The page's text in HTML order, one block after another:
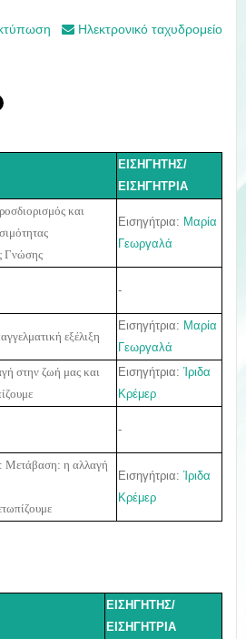
Ηλεκτρονικό ταχυδρομείο
ΕΙΣΗΓΗΤΗΣ/
ΕΙΣΗΓΗΤΡΙΑ
και
Γνώσης
Εισηγήτρια: Μαρία
Γεωργαλά
-
εξέλιξη
Εισηγήτρια: Μαρία
Γεωργαλά
στην ζωή μας και
Εισηγήτρια: Ίριδα
Κρέμερ
-
Μετάβαση: η αλλαγή
Εισηγήτρια: Ίριδα
Κρέμερ
ΕΙΣΗΓΗΤΗΣ/
ΕΙΣΗΓΗΤΡΙΑ